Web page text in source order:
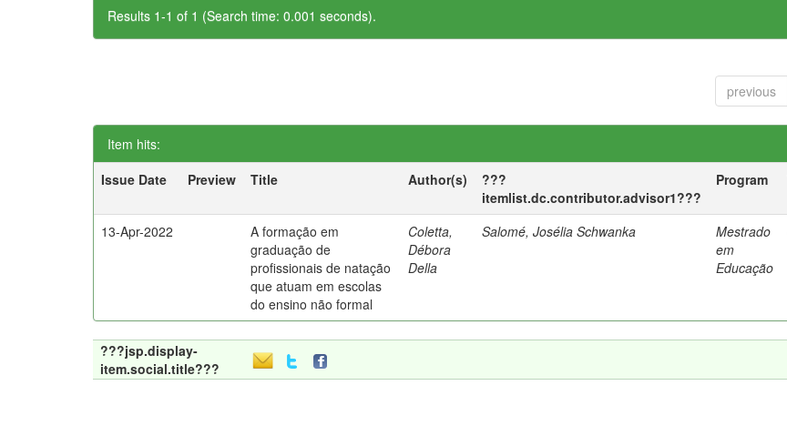
Results 1-1 of 1 (Search time: 0.001 seconds).
previous
Item hits:
Issue Date
Preview Title Author(s)
???
itemlist.dc.contributor.advisor1???
Program
13-Apr-2022
A formação em
graduação de
profissionais de natação
que atuam em escolas
do ensino não formal
Coletta,
Débora
Della
Salomé, Josélia Schwanka
Mestrado
em
Educação
???jsp.display-
item.social.title???